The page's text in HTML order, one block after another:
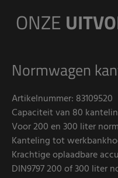
ONZE
Normwagen
Artikelnummer: 83109520
Capaciteit van 80
Voor 200 en 300 liter
Kanteling tot
Krachtige oplaadbare accu
DIN9797 200 of 300 liter